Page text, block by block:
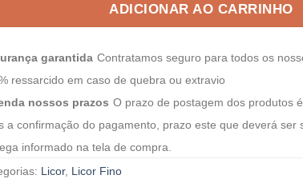
ADICIONAR AO CARRINHO
garantida Contratamos seguro para todos os
ressarcido em caso de quebra ou extravio
nossos prazos O prazo de postagem dos produtos
a confirmação do pagamento, prazo este que deverá ser
informado na tela de compra.
Licor, Licor Fino